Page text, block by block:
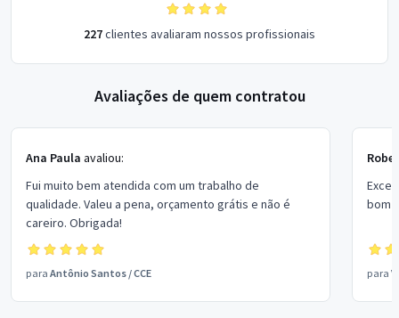
227clientes avaliaram nossos profissionais
Avaliações de quem contratou
Ana Paula avaliou:
Fui muito bem atendida com um trabalho de
qualidade. Valeu a pena, orçamento grátis e não é
careiro. Obrigada!
para Antônio Santos /CCE
bom
para